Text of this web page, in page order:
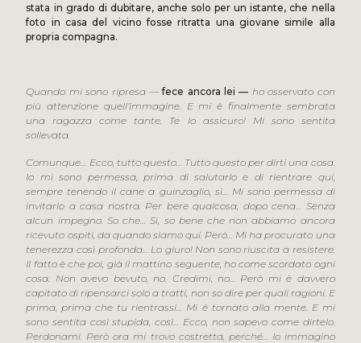
stata in grado di dubitare, anche solo per un istante, che nella
foto in casa del vicino fosse ritratta una giovane simile alla
propria compagna.
Quando mi sono ripresa —fece ancora lei — ho osservato con
più attenzione quell’immagine. E mi è finalmente sembrata
una ragazza come tante. Te lo assicuro! Mi sono sentita
sollevata.
Comunque… Ecco, tutto questo… Tutto questo per dirti una cosa.
Io mi sono permessa, prima di salutarlo e di rientrare qui,
sempre tenendo il cane a guinzaglio, sì… Mi sono permessa di
invitarlo a casa nostra. Per bere qualcosa, dopo cena… Senza
alcun impegno. So che… Sì, so bene che non abbiamo ancora
ricevuto ospiti, da quando siamo qui. Però… Mi ha procurato una
tenerezza così profonda… Lo giuro! Non sono riuscita a resistere.
Il fatto è che poi, già il mattino seguente, ho come scordato ogni
cosa. Non avevo bevuto, no. Credimi, no… Però mi è davvero
capitato di ripensarci solo a tratti, non so dire per quali ragioni. E
prima, prima che tu rientrassi… Mi è tornato alla mente. E mi
sono sentita così stupida, così… Ecco, non sapevo come dirtelo.
Perdonami. Però ora mi trovo costretta, perché… Io immagino